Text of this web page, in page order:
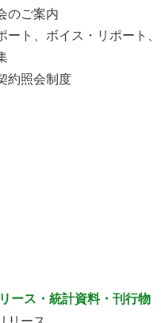
のご案内
ート、ボイス・リポート、
約照会制度
ース・統計資料・刊行物